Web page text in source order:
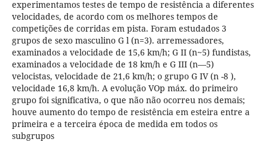
experimentamos testes de tempo de resistência a diferentes
velocidades, de acordo com os melhores tempos de
competições de corridas em pista. Foram estudados 3
grupos de sexo masculino G l (n=3). arremessadores,
examinados a velocidade de 15,6 km/h; G II (n~5) fundistas,
examinados a velocidade de 18 km/h e G III (n—5)
velocistas, velocidade de 21,6 km/h; o grupo G IV (n -8 ),
velocidade 16,8 km/h. A evolução VOp máx. do primeiro
grupo foi significativa, o que não não ocorreu nos demais;
houve aumento do tempo de resistência em esteira entre a
primeira e a terceira época de medida em todos os
subgrupos